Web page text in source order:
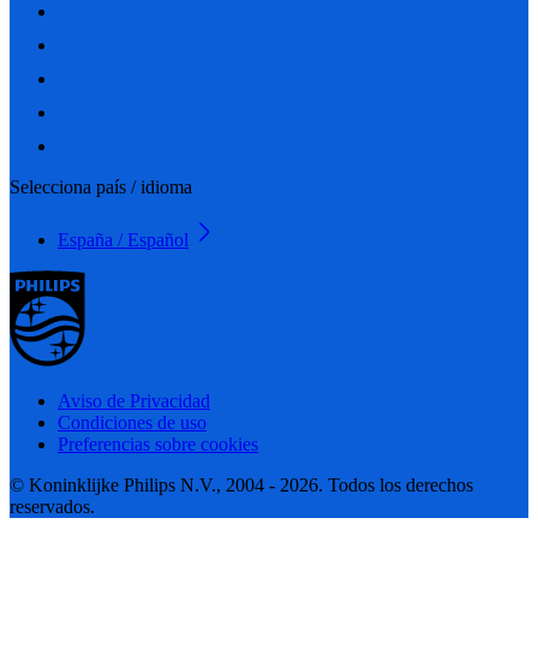
Selecciona país / idioma
España / Español
Aviso de Privacidad
Condiciones de uso
Preferencias sobre cookies
© Koninklijke Philips N.V., 2004 - 2026. Todos los derechos
reservados.